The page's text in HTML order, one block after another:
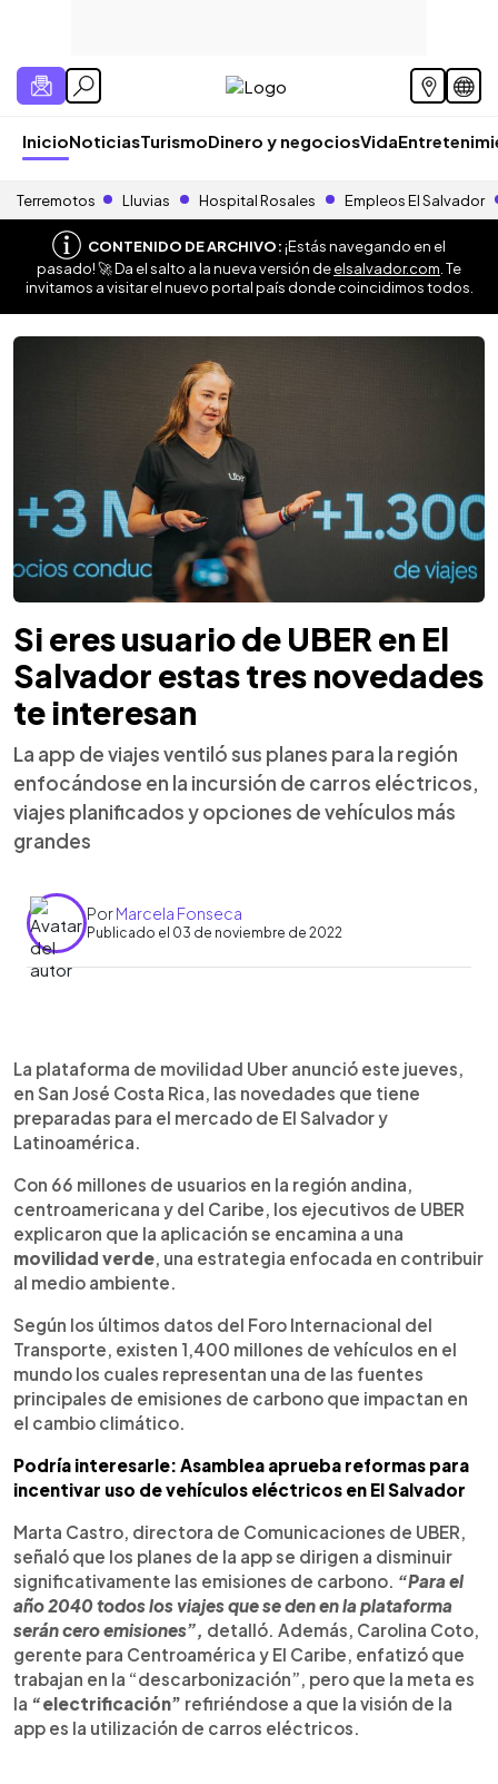
InicioNoticiasTurismoDinero y negociosVida
Terremotos Lluvias Hospital Rosales Empleos El Salvador
CONTENIDO DE ARCHIVO:¡Estás navegando en el
pasado! 🚀 Da el salto a la nueva versión deelsalvador.com . Te
invitamos a visitar el nuevo portal país donde coincidimos todos.
Si eres usuario de UBER en El
Salvador estas tres novedades
te interesan
La app de viajes ventiló sus planes para la región
enfocándose en la incursión de carros eléctricos,
viajes planificados y opciones de vehículos más
grandes
PorMarcela Fonseca
Publicado el 03 de noviembre de 2022
► Escuchar artículo
La plataforma de movilidad Uber anunció este jueves,
en San José Costa Rica, las novedades que tiene
preparadas para el mercado de El Salvador y
Latinoamérica.
Con 66 millones de usuarios en la región andina,
centroamericana y del Caribe, los ejecutivos de UBER
explicaron que la aplicación se encamina a una
movilidad verde , una estrategia enfocada en contribuir
al medio ambiente.
Según los últimos datos del Foro Internacional del
Transporte, existen 1,400 millones de vehículos en el
mundo los cuales representan una de las fuentes
principales de emisiones de carbono que impactan en
el cambio climático.
Podría interesarle: Asamblea aprueba reformas para
incentivar uso de vehículos eléctricos en El Salvador
Marta Castro, directora de Comunicaciones de UBER,
señaló que los planes de la app se dirigen a disminuir
significativamente las emisiones de carbono. “Para el
año 2040 todos los viajes que se den en la plataforma
serán cero emisiones”, detalló. Además, Carolina Coto,
gerente para Centroamérica y El Caribe, enfatizó que
trabajan en la “descarbonización”, pero que la meta es
la “electrificación” refiriéndose a que la visión de la
app es la utilización de carros eléctricos.